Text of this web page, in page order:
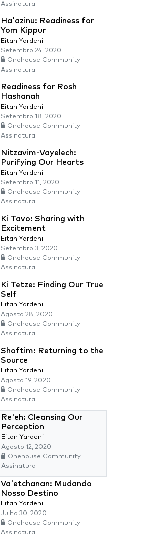
Assinatura
Ha'azinu: Readiness for
Yom Kippur
Eitan Yardeni
Setembro 24, 2020
Onehouse Community
Assinatura
Readiness for Rosh
Hashanah
Eitan Yardeni
Setembro 18, 2020
Onehouse Community
Assinatura
Nitzavim-Vayelech:
Purifying Our Hearts
Eitan Yardeni
Setembro 11, 2020
Onehouse Community
Assinatura
Ki Tavo: Sharing with
Excitement
Eitan Yardeni
Setembro 3, 2020
Onehouse Community
Assinatura
Ki Tetze: Finding Our True
Self
Eitan Yardeni
Agosto 28, 2020
Onehouse Community
Assinatura
Shoftim: Returning to the
Source
Eitan Yardeni
Agosto 19, 2020
Onehouse Community
Assinatura
Re'eh: Cleansing Our
Perception
Eitan Yardeni
Agosto 12, 2020
Onehouse Community
Assinatura
Va'etchanan: Mudando
Nosso Destino
Eitan Yardeni
Julho 30, 2020
Onehouse Community
Assinatura